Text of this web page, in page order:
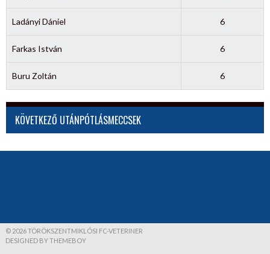
Ladányi Dániel 6
Farkas István 6
Buru Zoltán 6
KÖVETKEZŐ UTÁNPÓTLÁSMECCSEK
© 2026 TÖRÖKSZENTMIKLÓSI FC-VETERINER
DESIGNED BY THEMEBOY